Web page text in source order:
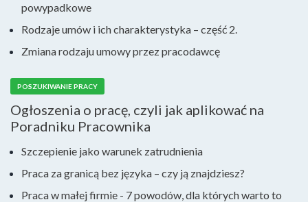
powypadkowe
Rodzaje umów i ich charakterystyka – część 2.
Zmiana rodzaju umowy przez pracodawcę
POSZUKIWANIE PRACY
Ogłoszenia o pracę, czyli jak aplikować na
Poradniku Pracownika
Szczepienie jako warunek zatrudnienia
Praca za granicą bez języka – czy ją znajdziesz?
Praca w małej firmie - 7 powodów, dla których warto to